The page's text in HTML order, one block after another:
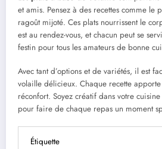
et amis. Pensez à des recettes comme le
ragoût mijoté. Ces plats nourrissent le
est au rendez-vous, et chacun peut se
festin pour tous les amateurs de bonne
Avec tant d’options et de variétés, il est
volaille délicieux. Chaque recette
réconfort. Soyez créatif dans votre
pour faire de chaque repas un moment
Étiquette